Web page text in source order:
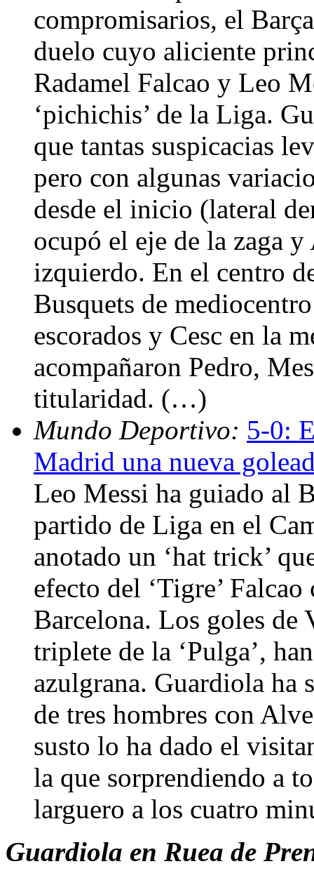
compromisarios, el
duelo cuyo aliciente
Radamel Falcao y Leo
‘pichichis’ de la Liga.
que tantas suspicacias
pero con algunas
desde el inicio (lateral
ocupó el eje de la zaga
izquierdo. En el centro
Busquets de
escorados y Cesc en la
acompañaron Pedro,
titularidad. (…)
Mundo Deportivo: 5-0:
Madrid una nueva
Leo Messi ha guiado al
partido de Liga en el
anotado un ‘hat trick’
efecto del ‘Tigre’
Barcelona. Los goles
triplete de la ‘Pulga’,
azulgrana. Guardiola ha
de tres hombres con
susto lo ha dado el
la que sorprendiendo a
larguero a los cuatro
Guardiola en Ruea de